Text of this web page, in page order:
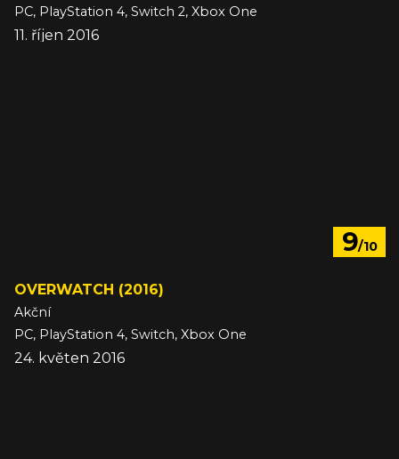
PC, PlayStation 4, Switch 2, Xbox One
11. říjen 2016
9/10
OVERWATCH (2016)
Akční
PC, PlayStation 4, Switch, Xbox One
24. květen 2016